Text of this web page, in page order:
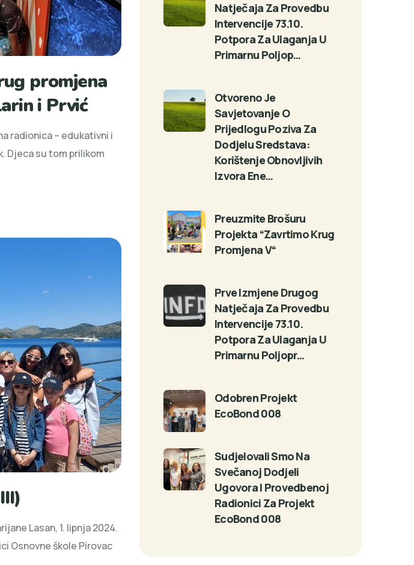
promjena
i Prvić
radionica – edukativni i
Djeca su tom prilikom
Lasan, 1. lipnja 2024.
Osnovne škole Pirovac
Natječaja Za Provedbu
Intervencije 73.10.
Potpora Za Ulaganja U
Primarnu Poljop…
Otvoreno Je
Savjetovanje O
Prijedlogu Poziva Za
Dodjelu Sredstava:
Korištenje Obnovljivih
Izvora Ene…
Preuzmite Brošuru
Projekta “Zavrtimo Krug
Promjena V“
Prve Izmjene Drugog
Natječaja Za Provedbu
Intervencije 73.10.
Potpora Za Ulaganja U
Primarnu Poljopr…
Odobren Projekt
EcoBond 008
Sudjelovali Smo Na
Svečanoj Dodjeli
Ugovora I Provedbenoj
Radionici Za Projekt
EcoBond 008